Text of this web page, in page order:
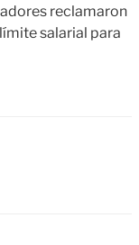
reclamaron
salarial para